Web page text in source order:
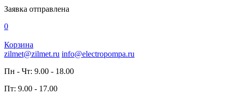
Заявка отправлена
0
Корзина
zilmet@zilmet.ru info@electropompa.ru
Пн - Чт: 9.00 - 18.00
Пт: 9.00 - 17.00